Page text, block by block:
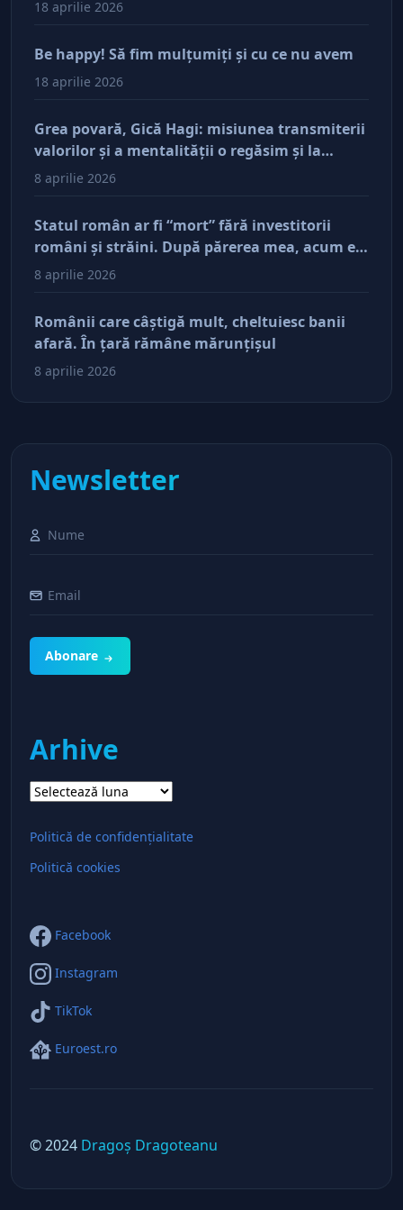
18 aprilie 2026
Be happy! Să fim mulţumiţi şi cu ce nu avem
18 aprilie 2026
Grea povară, Gică Hagi: misiunea transmiterii
valorilor şi a mentalităţii o regăsim şi la
antreprenorii care vor să-și lase moştenire
afacerile
8 aprilie 2026
Statul român ar fi “mort” fără investitorii
români şi străini. După părerea mea, acum e
doar pe perfuzii şi încă nu face diferenţa între
cine îl tine în viaţă şi cine i-a făcut rău
8 aprilie 2026
Românii care câştigă mult, cheltuiesc banii
afară. În ţară rămâne mărunţişul
8 aprilie 2026
Newsletter
Abonare
Arhive
Arhive
Politică de confidențialitate
Politică cookies
Facebook
Instagram
TikTok
Euroest.ro
© 2024 Dragoș Dragoteanu